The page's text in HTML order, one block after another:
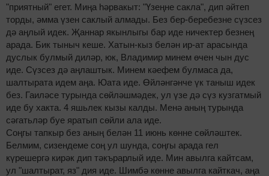
"приятный" егет. Миңа һәрвакыт: "Үзеңне сакла", дип әйтеп
торды, әмма үзен саклый алмады. Без бер-беребезне сүзсез
дә аңлый идек. Җаннар якынлыгы бар иде ничектер безнең
арада. Бик тыныч кеше. Хатын-кыз белән ир-ат арасында
дуслык булмый диләр, юк, Владимир минем өчен чын дус
иде. Сүзсез дә аңлаштык. Минем кәефем булмаса да,
шалтырата идем аңа. Юата иде. Өйләнгәнче үк таныш идек
без. Гаиләсе турында сөйләшмәдек, ул үзе дә сүз кузгатмый
иде бу хакта. 4 яшьлек кызы калды. Менә аның турында
сәгатьләр буе яратып сөйли ала иде.
Соңгы тапкыр без аның белән 11 июнь көнне сөйләштек.
Белмим, сизендеме соң ул шунда, соңгы арада гел
күрешергә кирәк дип тәкърарлый иде. Мин авылга кайтсам,
ул "шалтырат, яз" дия иде. Шимбә көнне авылга кайткач, аңа